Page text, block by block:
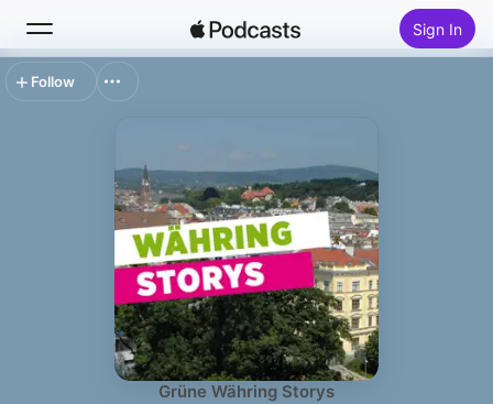
Sign In
Top Charts
Grüne Währing Storys
Follow